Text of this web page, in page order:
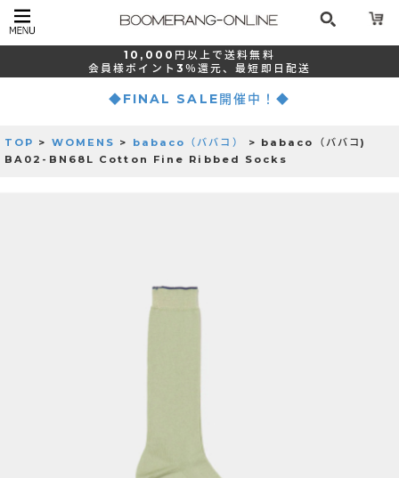
10,000 円以上で送料無料
会員様ポイント 3％還元、最短 即日配送
◆FINAL SALE開催中！◆
TOP > WOMENS > babaco（ババコ）
> babaco（ババコ)
BA02-BN68L Cotton Fine Ribbed Socks